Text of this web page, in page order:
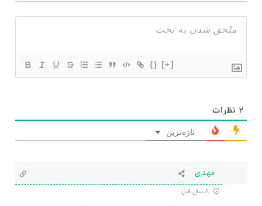
{} [+]
۲ نظرات
تازه‌ترین
مهدی